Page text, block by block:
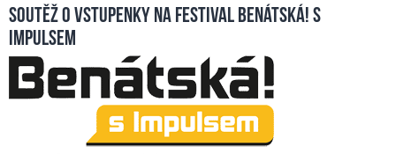
Soutěž o vstupenky na festival Benátská! s
Impulsem